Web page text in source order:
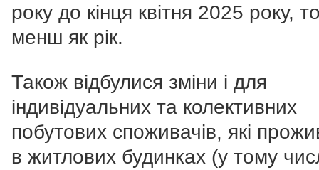
року до кінця квітня 2025 року,
менш як рік.
Також відбулися зміни і для
індивідуальних та колективних
побутових споживачів, які
в житлових будинках (у тому